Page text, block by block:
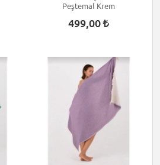
Peştemal Krem
499,00